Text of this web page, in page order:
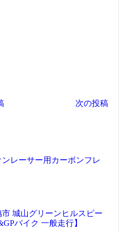
次の投稿
レーサー用カーボンフレ
市 城山グリーンヒルスピー
バイク 一般走行】